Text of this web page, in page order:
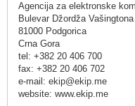
Agencija za elektronske
Bulevar Džordža
81000 Podgorica
Crna Gora
tel: +382 20 406 700
fax: +382 20 406 702
e-mail: ekip@ekip.me
website: www.ekip.me